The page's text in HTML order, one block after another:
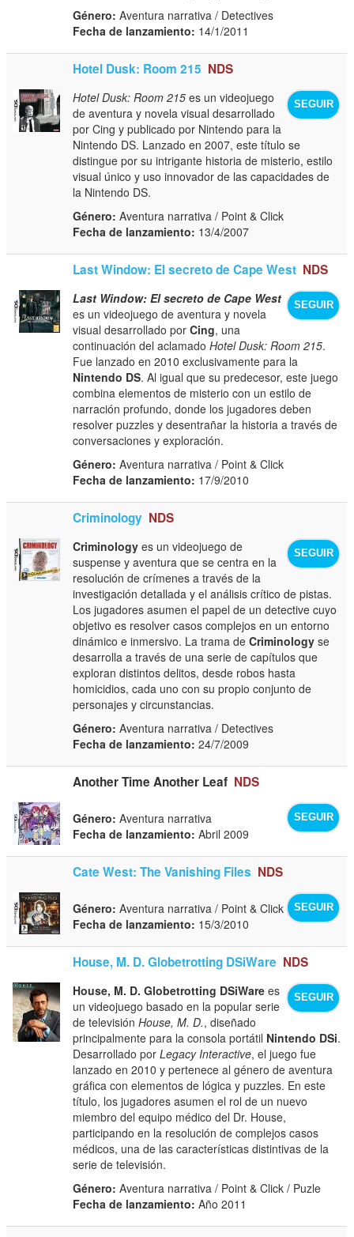
Género: Aventura narrativa / Detectives
Fecha de lanzamiento: 14/1/2011
Hotel Dusk: Room 215 NDS
SEGUIR
Hotel Dusk: Room 215 es un videojuego
de aventura y novela visual desarrollado
por Cing y publicado por Nintendo para la
Nintendo DS. Lanzado en 2007, este título se
distingue por su intrigante historia de misterio, estilo
visual único y uso innovador de las capacidades de
la Nintendo DS.
Género: Aventura narrativa / Point & Click
Fecha de lanzamiento: 13/4/2007
Last Window: El secreto de Cape West NDS
SEGUIR
Last Window: El secreto de Cape West
es un videojuego de aventura y novela
visual desarrollado porCing, una
continuación del aclamadoHotel Dusk: Room 215.
Fue lanzado en 2010 exclusivamente para la
Nintendo DS. Al igual que su predecesor, este juego
combina elementos de misterio con un estilo de
narración profundo, donde los jugadores deben
resolver puzzles y desentrañar la historia a través de
conversaciones y exploración.
Género: Aventura narrativa / Point & Click
Fecha de lanzamiento: 17/9/2010
Criminology NDS
SEGUIR
Criminology es un videojuego de
suspense y aventura que se centra en la
resolución de crímenes a través de la
investigación detallada y el análisis crítico de pistas.
Los jugadores asumen el papel de un detective cuyo
objetivo es resolver casos complejos en un entorno
dinámico e inmersivo. La trama deCriminology se
desarrolla a través de una serie de capítulos que
exploran distintos delitos, desde robos hasta
homicidios, cada uno con su propio conjunto de
personajes y circunstancias.
Género: Aventura narrativa / Detectives
Fecha de lanzamiento: 24/7/2009
Another Time Another Leaf NDS
SEGUIR
Género: Aventura narrativa
Fecha de lanzamiento: Abril 2009
Cate West: The Vanishing Files NDS
SEGUIR
Género: Aventura narrativa / Point & Click
Fecha de lanzamiento: 15/3/2010
House, M. D. Globetrotting DSiWare NDS
SEGUIR
House, M. D. Globetrotting DSiWare es
un videojuego basado en la popular serie
de televisiónHouse, M. D., diseñado
principalmente para la consola portátil Nintendo DSi.
Desarrollado porLegacy Interactive, el juego fue
lanzado en 2010 y pertenece al género de aventura
gráfica con elementos de lógica y puzzles. En este
título, los jugadores asumen el rol de un nuevo
miembro del equipo médico del Dr. House,
participando en la resolución de complejos casos
médicos, una de las características distintivas de la
serie de televisión.
Género: Aventura narrativa / Point & Click / Puzle
Fecha de lanzamiento: Año 2011